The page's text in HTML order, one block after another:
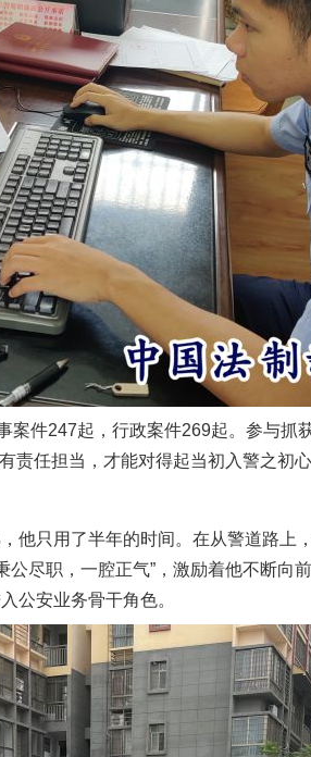
件247起，行政案件269起。参与抓
责任担当，才能对得起当初入警之初心
只用了半年的时间。在从警道路上
公尽职，一腔正气”，激励着他不断向
公安业务骨干角色。